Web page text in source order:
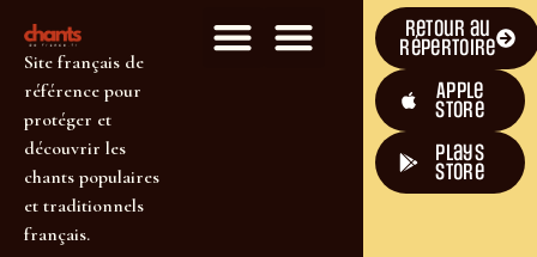
Site français de
référence pour
protéger et
découvrir les
chants populaires
et traditionnels
français.
Retour au
répertoire
Apple
Store
plays
store